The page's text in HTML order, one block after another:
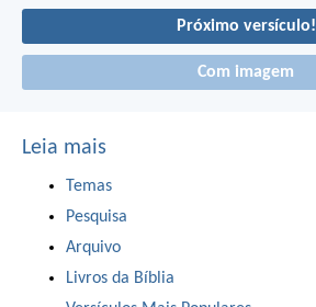
Próximo versículo!
Com imagem
Leia mais
Temas
Pesquisa
Arquivo
Livros da Bíblia